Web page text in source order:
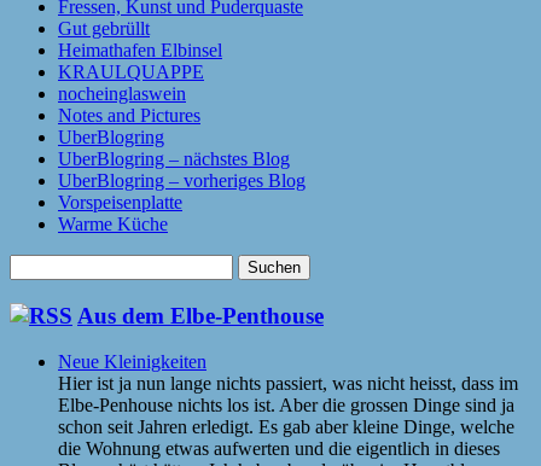
Fressen, Kunst und Puderquaste
Gut gebrüllt
Heimathafen Elbinsel
KRAULQUAPPE
nocheinglaswein
Notes and Pictures
UberBlogring
UberBlogring – nächstes Blog
UberBlogring – vorheriges Blog
Vorspeisenplatte
Warme Küche
nach:
Aus dem Elbe-Penthouse
Neue Kleinigkeiten
Hier ist ja nun lange nichts passiert, was nicht heisst, dass im
Elbe-Penhouse nichts los ist. Aber die grossen Dinge sind ja
schon seit Jahren erledigt. Es gab aber kleine Dinge, welche
die Wohnung etwas aufwerten und die eigentlich in dieses